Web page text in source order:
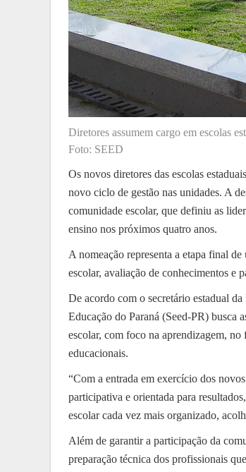
Diretores assumem cargo em escolas
Foto: SEED
Os novos diretores das escolas
novo ciclo de gestão nas unidades. A
comunidade escolar, que definiu as
ensino nos próximos quatro anos.
A nomeação representa a etapa final
escolar, avaliação de conhecimentos e
De acordo com o secretário estadual
Educação do Paraná (Seed-PR) busca
escolar, com foco na aprendizagem,
educacionais.
“Com a entrada em exercício dos
participativa e orientada para
escolar cada vez mais organizado,
Além de garantir a participação da
preparação técnica dos profissionais